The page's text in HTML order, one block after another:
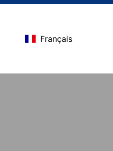
Français